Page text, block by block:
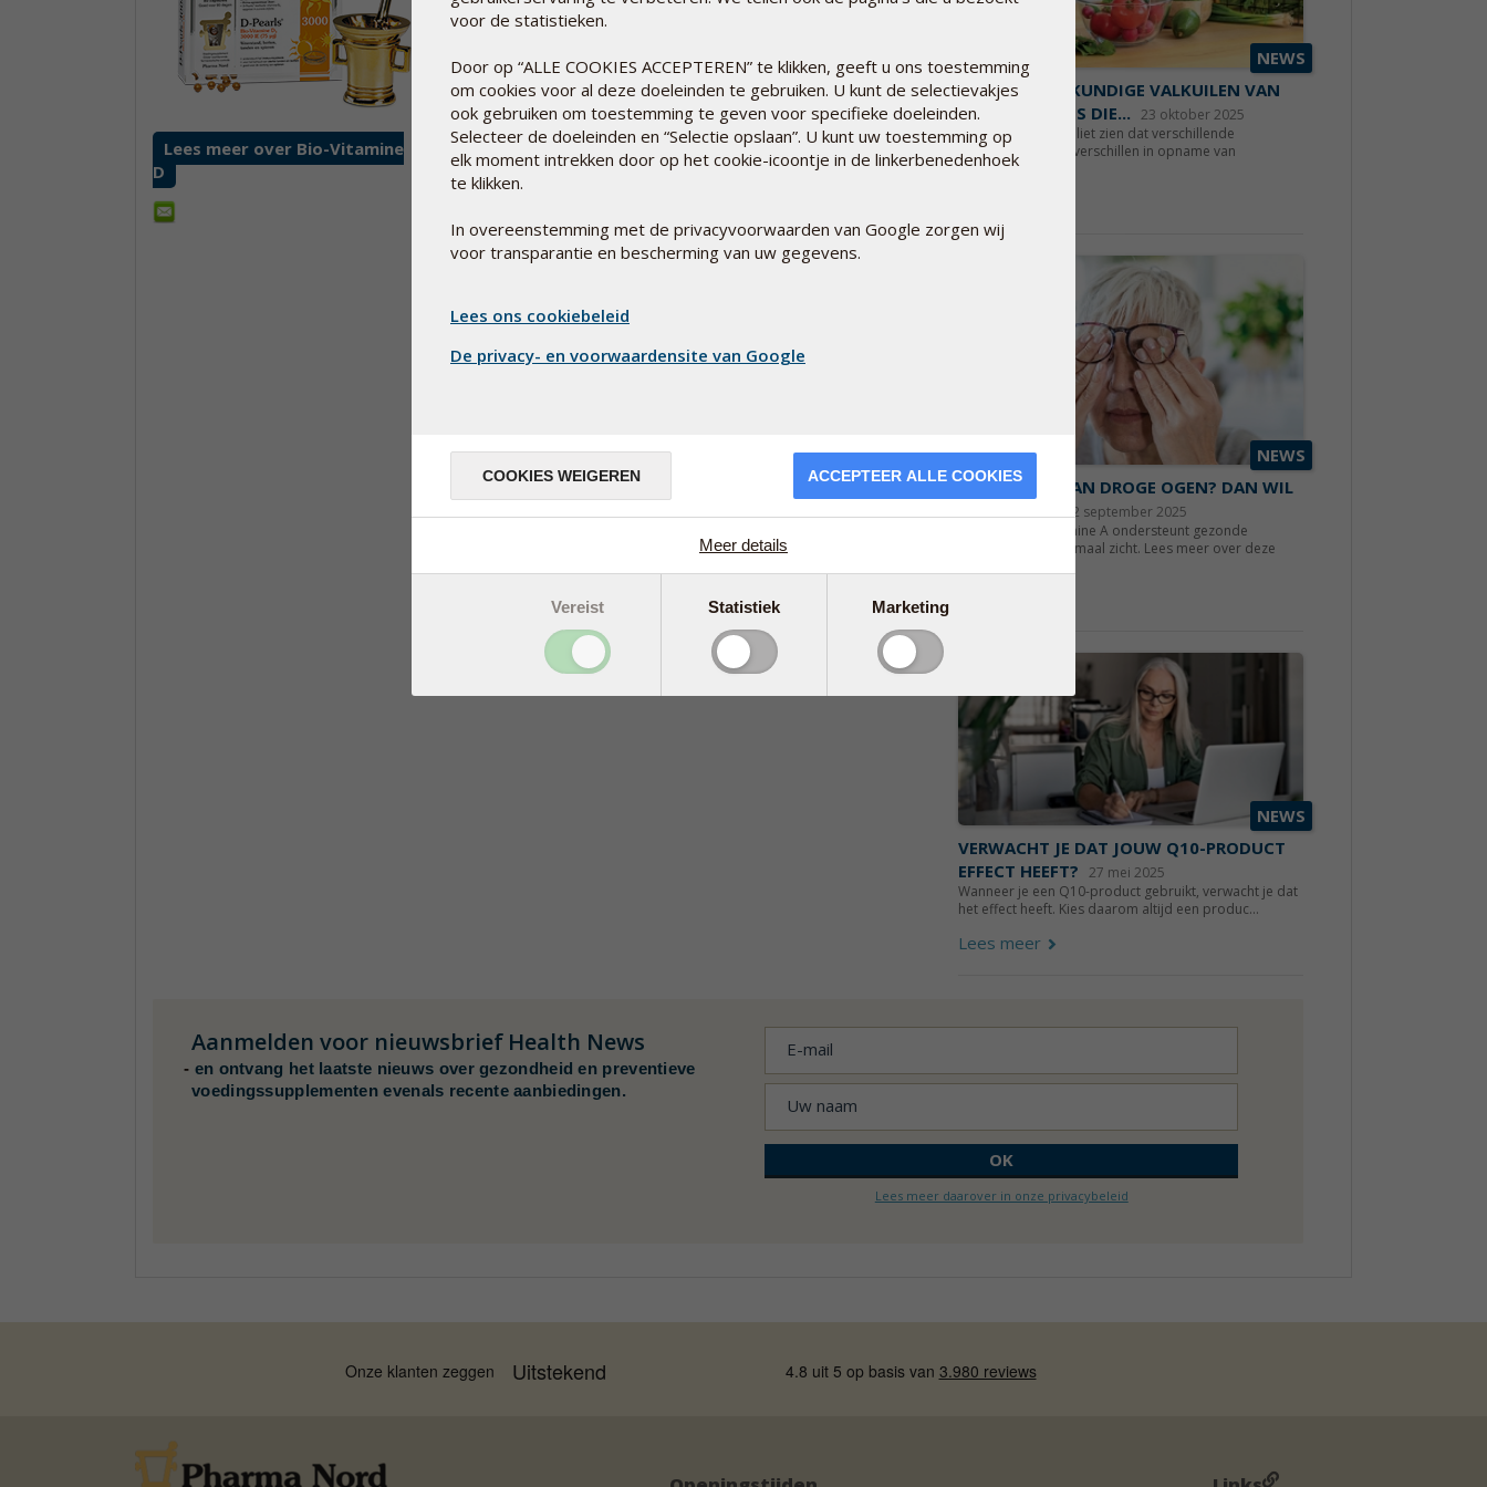
Lees meer over Bio-Vitamine
D
Lees meer over Bio-Vitamine
NEWS
DE VOEDINGSKUNDIGE VALKUILEN VAN
EEN VLEESLOOS DIE... 23 oktober 2025
Een recente studie liet zien dat verschillende
eetgewoonten tot verschillen in opname van
micronutri...
NEWS
HEB JE LAST VAN DROGE OGEN? DAN WIL
2 september 2025
Droge ogen? Vitamine A ondersteunt gezonde
slijmvliezen en normaal zicht. Lees meer over deze
NEWS
VERWACHT JE DAT JOUW Q10-PRODUCT
EFFECT HEEFT? 27 mei 2025
Wanneer je een Q10-product gebruikt, verwacht je dat
het effect heeft. Kies daarom altijd een produc...
Lees meer
Aanmelden voor nieuwsbrief Health News
- en ontvang het laatste nieuws over gezondheid en preventieve
voedingssupplementen evenals recente aanbiedingen.
Lees meer daarover in onze privacybeleid
voor de statistieken.
Door op “ALLE COOKIES ACCEPTEREN” te klikken, geeft u ons toestemming
om cookies voor al deze doeleinden te gebruiken. U kunt de selectievakjes
ook gebruiken om toestemming te geven voor specifieke doeleinden.
Selecteer de doeleinden en “Selectie opslaan”. U kunt uw toestemming op
elk moment intrekken door op het cookie-icoontje in de linkerbenedenhoek
te klikken.
In overeenstemming met de privacyvoorwaarden van Google zorgen wij
voor transparantie en bescherming van uw gegevens.
Lees ons cookiebeleid
De privacy- en voorwaardensite van Google
COOKIES WEIGEREN ACCEPTEER ALLE COOKIES
Meer details
Vereist Statistiek Marketing